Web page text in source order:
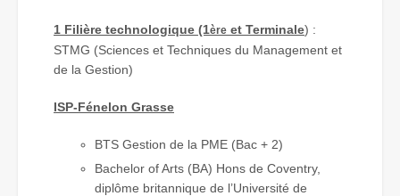
1 Filière technologique (1ère et Terminale) :
STMG (Sciences et Techniques du Management et
de la Gestion)
ISP-Fénelon Grasse
BTS Gestion de la PME (Bac + 2)
Bachelor of Arts (BA) Hons de Coventry,
diplôme britannique de l’Université de